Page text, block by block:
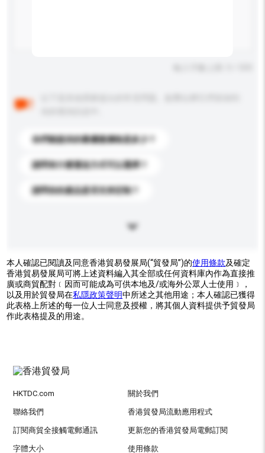
你們能提供的最優惠價格是多少？
請問有什麼運送方式可以選擇？
請問你的產品是否支持定制？
本人確認已閱讀及同意香港貿易發展局(“貿發局”)的使用條款及確定
香港貿易發展局可將上述資料編入其全部或任何資料庫內作為直接推
廣或商貿配對﹝因而可能成為可供本地及/或海外公眾人士使用﹞，
以及用於貿發局在私隱政策聲明中所述之其他用途；本人確認已獲得
此表格上所述的每一位人士同意及授權，將其個人資料提供予貿發局
作此表格提及的用途。
HKTDC.com 關於我們
聯絡我們 香港貿發局流動應用程式
訂閱商貿全接觸電郵通訊 更新您的香港貿發局電郵訂閱
字體大小 使用條款